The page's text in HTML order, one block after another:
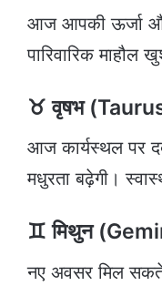
आज आपकी ऊर्जा और
पारिवारिक माहौल
♉ वृषभ
आज कार्यस्थल पर
मधुरता बढ़ेगी।
♊ मिथुन
नए अवसर मिल सकते